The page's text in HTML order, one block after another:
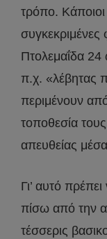
τρόπο.
Πτολεμαΐδα 24
π.χ. «λέβητας
περιμένουν
τοποθεσία
απευθείας
Γι’ αυτό
πίσω από την
τέσσερις